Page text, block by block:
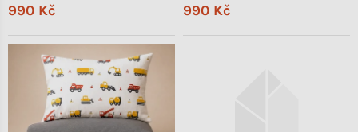
990 Kč 990 Kč